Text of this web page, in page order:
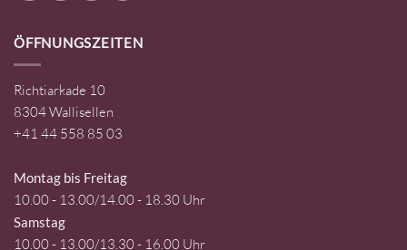
ÖFFNUNGSZEITEN
Richtiarkade 10
8304 Wallisellen
+41 44 558 85 03
Montag bis Freitag
10.00 - 13.00/14.00 - 18.30 Uhr
Samstag
10.00 - 13.00/13.30 - 16.00 Uhr